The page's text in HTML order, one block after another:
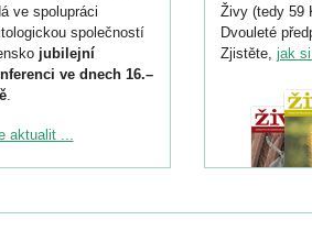
ve spolupráci
společností
jubilejní
ve dnech 16.–
.
ke konferenci
do 6. září.
aktualit ...
Živy (tedy 59
Dvouleté
Zjistěte, jak